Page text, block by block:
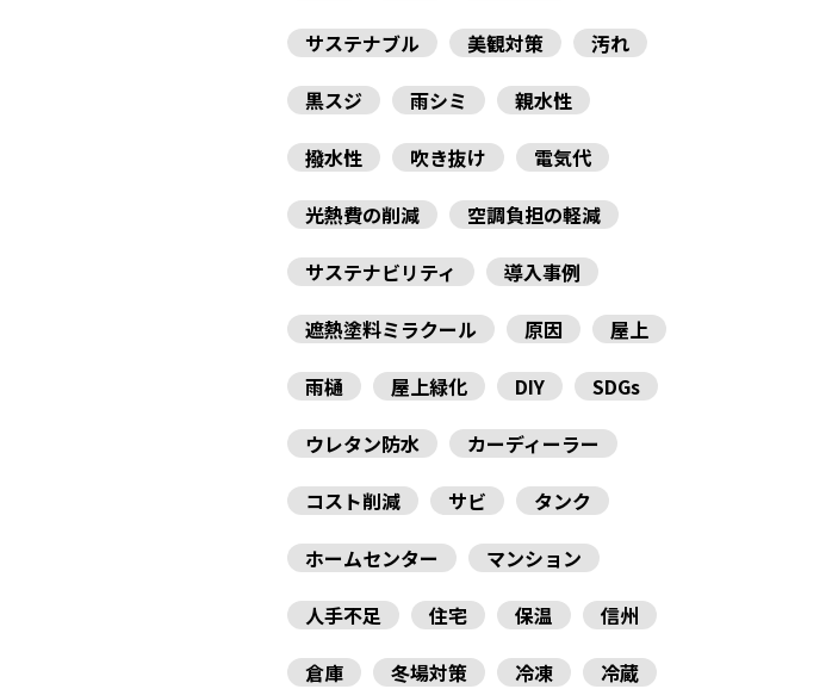
サステナブル
美観対策
汚れ
黒スジ
雨シミ
親水性
撥水性
吹き抜け
電気代
光熱費の削減
空調負担の軽減
サステナビリティ
導入事例
遮熱塗料ミラクール
原因
屋上
雨樋
屋上緑化 DIY
SDGs
ウレタン防水
カーディーラー
コスト削減
サビ
タンク
ホームセンター
マンション
人手不足
住宅 保温
信州
倉庫
冬場対策 冷凍 冷蔵